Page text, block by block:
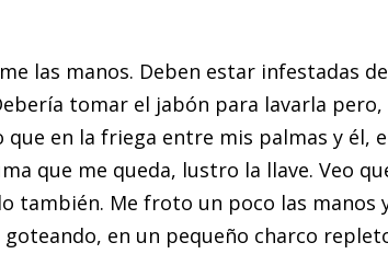
las manos. Deben estar infestadas
tomar el jabón para lavarla
en la friega entre mis palmas y él,
que me queda, lustro la llave. Veo
también. Me froto un poco las
en un pequeño charco